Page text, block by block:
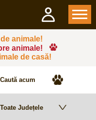
animale!
animale!
de casă!